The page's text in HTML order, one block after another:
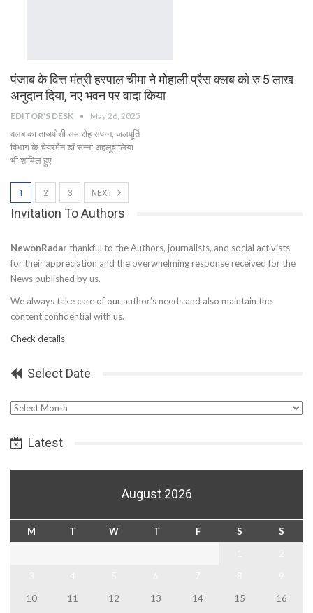
पंजाब के वित्त मंत्री हरपाल चीमा ने मोहाली प्रैस क्लब को रु 5 लाख
अनुदान दिया, नए भवन पर वादा किया
EDITOR'S DESK May 26, 2025
क्लब का ताजपोशी समारोह संपन्न, जलपूर्ति
विभाग के चेयरमैन डॉ सन्नी अहलूवालिया
भी शामिल हुए
1 2 3 NEXT
Invitation To Authors
NewonRadar thankful to the Authors, journalists, and social activists
for their appreciation and the overwhelming response received for the
News published by us.
We always take care of our author’s needs and also maintain the
content confidential with us.
Check details
Select Date
Select
Latest
August 2026
M T W T F S
S
10
11 12 13 14 15
16